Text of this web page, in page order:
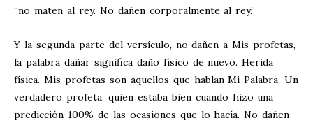
“no maten al rey. No dañen corporalmente al rey.”
Y la segunda parte del versículo, no dañen a Mis profetas,
la palabra dañar significa daño físico de nuevo. Herida
física. Mis profetas son aquellos que hablan Mi Palabra. Un
verdadero profeta, quien estaba bien cuando hizo una
predicción 100% de las ocasiones que lo hacía. No dañen